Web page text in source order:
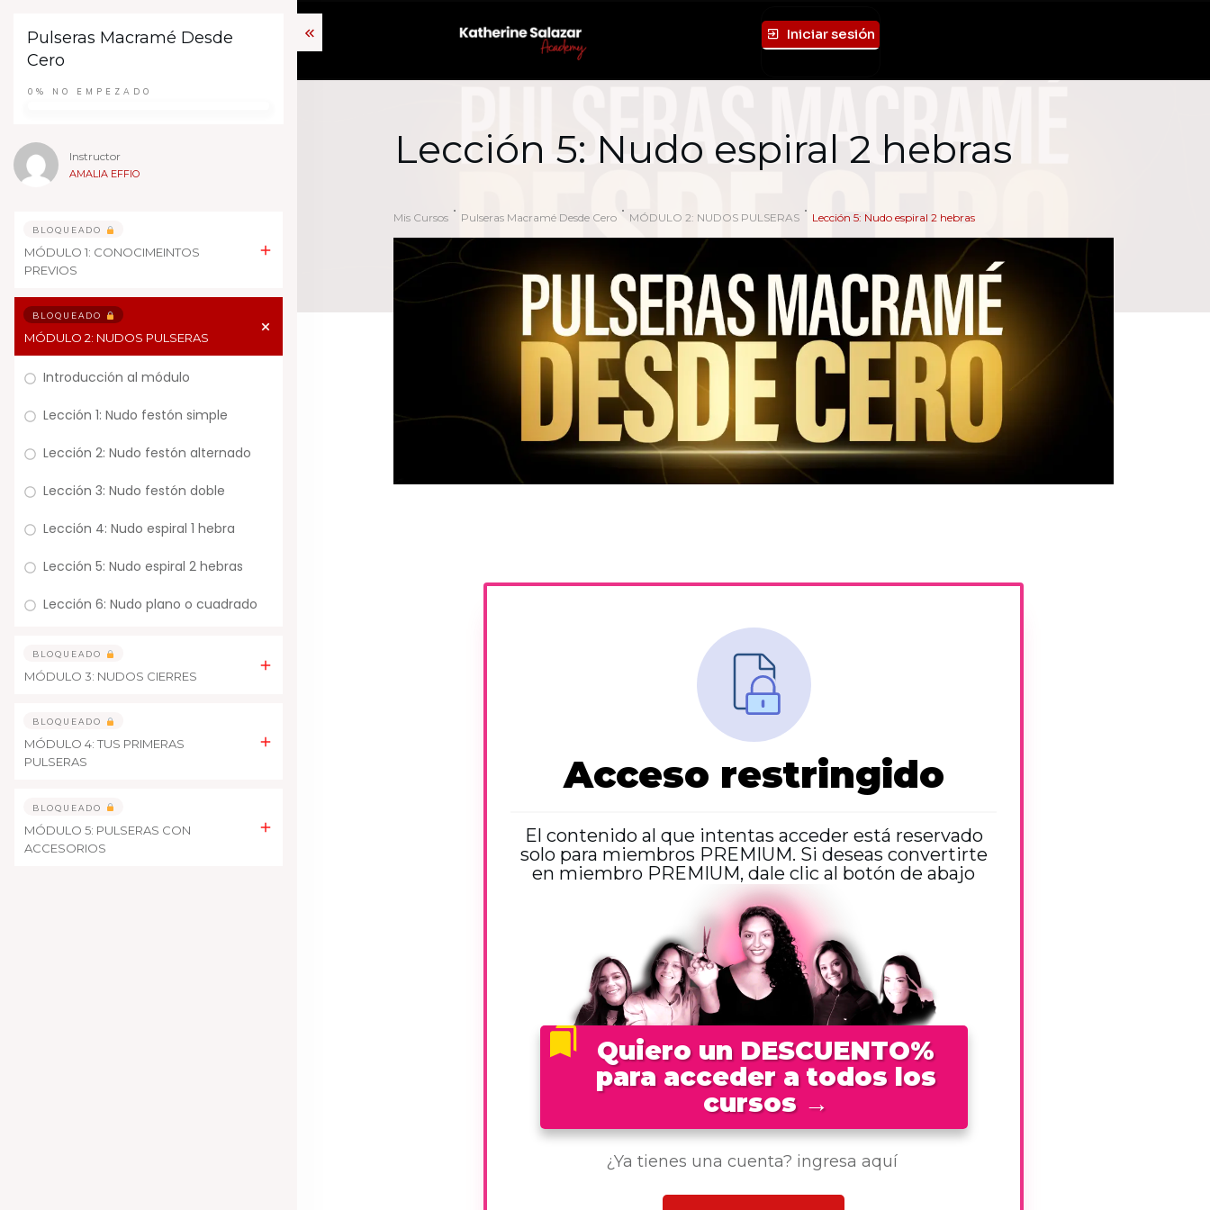
Iniciar sesión
Lección 5: Nudo espiral 2 hebras
Mis Cursos Pulseras Macramé Desde Cero MÓDULO 2: NUDOS PULSERAS Lección 5: Nudo espiral 2 hebras
Acceso restringido
El contenido al que intentas acceder está reservado
solo para miembros PREMIUM. Si deseas convertirte
en miembro PREMIUM, dale clic al botón de abajo
Quiero un DESCUENTO%
para acceder a todos los
cursos →
¿Ya tienes una cuenta? ingresa aquí
Pulseras Macramé Desde
Cero
0% NO EMPEZADO
Instructor
AMALIA EFFIO
BLOQUEADO
MÓDULO 1: CONOCIMEINTOS
PREVIOS
BLOQUEADO
MÓDULO 2: NUDOS PULSERAS
Introducción al módulo
Lección 1: Nudo festón simple
Lección 2: Nudo festón alternado
Lección 3: Nudo festón doble
Lección 4: Nudo espiral 1 hebra
Lección 5: Nudo espiral 2 hebras
Lección 6: Nudo plano o cuadrado
BLOQUEADO
MÓDULO 3: NUDOS CIERRES
BLOQUEADO
MÓDULO 4: TUS PRIMERAS
PULSERAS
BLOQUEADO
MÓDULO 5: PULSERAS CON
ACCESORIOS